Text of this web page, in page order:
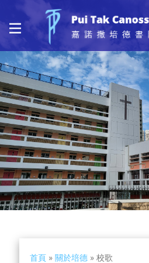
首頁 » 關於培德 » 校歌